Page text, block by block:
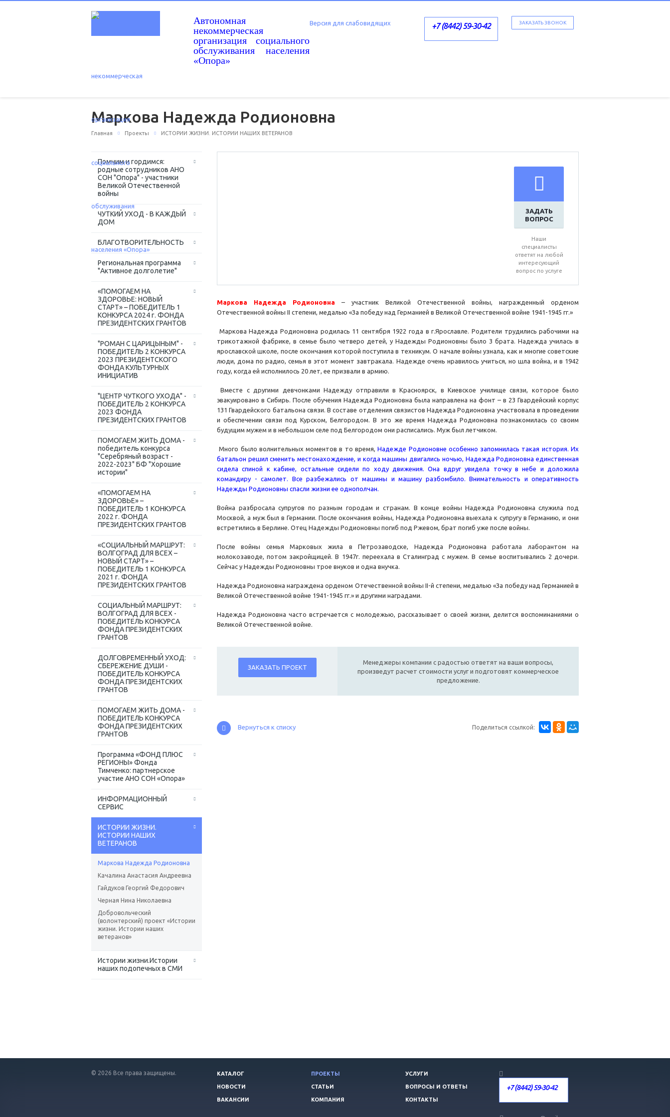
Автономная
некоммерческая
организация социального
обслуживания населения
«Опора»
ЗАКАЗАТЬ ЗВОНОК
+7 (8442) 59-30-42
Версия для слабовидящих
Маркова Надежда Родионовна
Главная Проекты ИСТОРИИ ЖИЗНИ. ИСТОРИИ НАШИХ ВЕТЕРАНОВ
Помним и гордимся:
родные сотрудников АНО
СОН "Опора" - участники
Великой Отечественной
войны
ЧУТКИЙ УХОД - В КАЖДЫЙ
ДОМ
БЛАГОТВОРИТЕЛЬНОСТЬ
Региональная программа
"Активное долголетие"
«ПОМОГАЕМ НА
ЗДОРОВЬЕ: НОВЫЙ
СТАРТ» – ПОБЕДИТЕЛЬ 1
КОНКУРСА 2024 г. ФОНДА
ПРЕЗИДЕНТСКИХ ГРАНТОВ
"РОМАН С ЦАРИЦЫНЫМ" -
ПОБЕДИТЕЛЬ 2 КОНКУРСА
2023 ПРЕЗИДЕНТСКОГО
ФОНДА КУЛЬТУРНЫХ
ИНИЦИАТИВ
"ЦЕНТР ЧУТКОГО УХОДА" -
ПОБЕДИТЕЛЬ 2 КОНКУРСА
2023 ФОНДА
ПРЕЗИДЕНТСКИХ ГРАНТОВ
ПОМОГАЕМ ЖИТЬ ДОМА -
победитель конкурса
"Серебряный возраст -
2022-2023" БФ "Хорошие
истории"
«ПОМОГАЕМ НА
ЗДОРОВЬЕ» –
ПОБЕДИТЕЛЬ 1 КОНКУРСА
2022 г. ФОНДА
ПРЕЗИДЕНТСКИХ ГРАНТОВ
«СОЦИАЛЬНЫЙ МАРШРУТ:
ВОЛГОГРАД ДЛЯ ВСЕХ –
НОВЫЙ СТАРТ» –
ПОБЕДИТЕЛЬ 1 КОНКУРСА
2021 г. ФОНДА
ПРЕЗИДЕНТСКИХ ГРАНТОВ
СОЦИАЛЬНЫЙ МАРШРУТ:
ВОЛГОГРАД ДЛЯ ВСЕХ -
ПОБЕДИТЕЛЬ КОНКУРСА
ФОНДА ПРЕЗИДЕНТСКИХ
ГРАНТОВ
ДОЛГОВРЕМЕННЫЙ УХОД:
СБЕРЕЖЕНИЕ ДУШИ -
ПОБЕДИТЕЛЬ КОНКУРСА
ФОНДА ПРЕЗИДЕНТСКИХ
ГРАНТОВ
ПОМОГАЕМ ЖИТЬ ДОМА -
ПОБЕДИТЕЛЬ КОНКУРСА
ФОНДА ПРЕЗИДЕНТСКИХ
ГРАНТОВ
Программа «ФОНД ПЛЮС
РЕГИОНЫ» Фонда
Тимченко: партнерское
участие АНО СОН «Опора»
ИНФОРМАЦИОННЫЙ
СЕРВИС
ИСТОРИИ ЖИЗНИ.
ИСТОРИИ НАШИХ
ВЕТЕРАНОВ
Маркова Надежда Родионовна
Качалина Анастасия Андреевна
Гайдуков Георгий Федорович
Черная Нина Николаевна
Добровольческий
(волонтерский) проект «Истории
жизни. Истории наших
ветеранов»
Истории жизни.Истории
наших подопечных в СМИ
ЗАДАТЬ
ВОПРОС
Наши
специалисты
ответят на любой
интересующий
вопрос по услуге
Маркова Надежда Родионовна – участник Великой Отечественной войны, награжденный орденом
Отечественной войны II степени, медалью «За победу над Германией в Великой Отечественной войне 1941-1945 гг.»
Маркова Надежда Родионовна родилась 11 сентября 1922 года в г.Ярославле. Родители трудились рабочими на
трикотажной фабрике, в семье было четверо детей, у Надежды Родионовны было 3 брата. Надежда училась в
ярославской школе, после окончания которой поступила в техникум. О начале войны узнала, как и многие советские
люди, дома по радио, семья в этот момент завтракала. Надежде очень нравилось учиться, но шла война, и в 1942
году, когда ей исполнилось 20 лет, ее призвали в армию.
Вместе с другими девчонками Надежду отправили в Красноярск, в Киевское училище связи, которое было
эвакуировано в Сибирь. После обучения Надежда Родионовна была направлена на фонт – в 23 Гвардейский корпус
131 Гвардейского батальона связи. В составе отделения связистов Надежда Родионовна участвовала в проведении
и обеспечении связи под Курском, Белгородом. В это же время Надежда Родионовна познакомилась со своим
будущим мужем и в небольшом селе под Белгородом они расписались. Муж был летчиком.
Много было волнительных моментов в то время,Надежде Родионовне особенно запомнилась такая история. Их
батальон решил сменить местонахождение, и когда машины двигались ночью, Надежда Родионовна единственная
сидела спиной к кабине, остальные сидели по ходу движения. Она вдруг увидела точку в небе и доложила
командиру - самолет. Все разбежались от машины и машину разбомбило. Внимательность и оперативность
Надежды Родионовны спасли жизни ее однополчан.
Война разбросала супругов по разным городам и странам. В конце войны Надежда Родионовна служила под
Москвой, а муж был в Германии. После окончания войны, Надежда Родионовна выехала к супругу в Германию, и они
встретились в Берлине. Отец Надежды Родионовны погиб под Ржевом, брат погиб уже после войны.
После войны семья Марковых жила в Петрозаводске, Надежда Родионовна работала лаборантом на
молокозаводе, потом закройщицей. В 1947г. переехала в Сталинград с мужем. В семье воспитывались 2 дочери.
Сейчас у Надежды Родионовны трое внуков и одна внучка.
Надежда Родионовна награждена орденом Отечественной войны II-й степени, медалью «За победу над Германией в
Великой Отечественной войне 1941-1945 гг.» и другими наградами.
Надежда Родионовна часто встречается с молодежью, рассказывает о своей жизни, делится воспоминаниями о
Великой Отечественной войне.
ЗАКАЗАТЬ ПРОЕКТ
Менеджеры компании с радостью ответят на ваши вопросы,
произведут расчет стоимости услуг и подготовят коммерческое
предложение.
Поделиться ссылкой:
Вернуться к списку
© 2026 Все права защищены. КАТАЛОГ ПРОЕКТЫ УСЛУГИ
НОВОСТИ СТАТЬИ ВОПРОСЫ И ОТВЕТЫ
ВАКАНСИИ КОМПАНИЯ КОНТАКТЫ
+7 (8442) 59-30-42